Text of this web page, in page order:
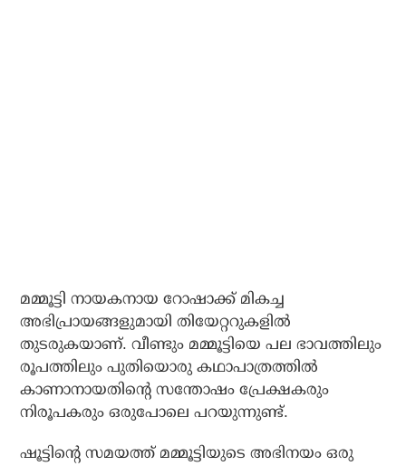
മമ്മൂട്ടി നായകനായ റോഷാക്ക് മികച്ച
അഭിപ്രായങ്ങളുമായി തിയേറ്ററുകളില്‍
തുടരുകയാണ്. വീണ്ടും മമ്മൂട്ടിയെ പല ഭാവത്തിലും
രൂപത്തിലും പുതിയൊരു കഥാപാത്രത്തില്‍
കാണാനായതിന്റെ സന്തോഷം പ്രേക്ഷകരും
നിരൂപകരും ഒരുപോലെ പറയുന്നുണ്ട്.
ഷൂട്ടിന്റെ സമയത്ത് മമ്മൂട്ടിയുടെ അഭിനയം ഒരു